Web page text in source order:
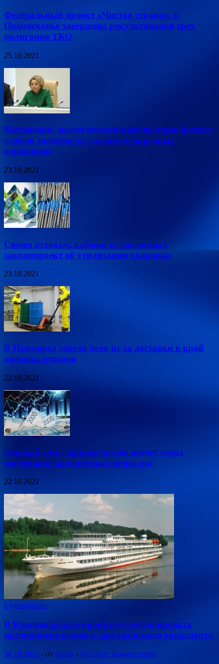
Федеральный проект «Чистая страна»: в
Подмосковье завершена рекультивация трех
полигонов ТКО
25.10.2021
Матвиенко: экологические вызовы приобретают
особую значимость для международных
отношений
23.10.2021
Своим отходам: кабмин не согласовал
законопроект об утилизации упаковки
23.10.2021
В Приморье завели дело из-за доставки в край
опасных отходов
22.10.2021
Зеленый след: правительство введет меры
поддержки экологичных проектов
22.10.2021
Судоходство
В Краснодарском крае будут субсидировать
предприятия водного пассажирского транспорта
30.10.2021 - от admin - Оставьте комментарий